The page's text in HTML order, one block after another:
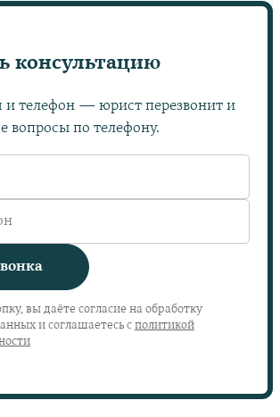
консультацию
и телефон — юрист перезвонит и
вопросы по телефону.
вы даёте согласие на обработку
и соглашаетесь с политикой